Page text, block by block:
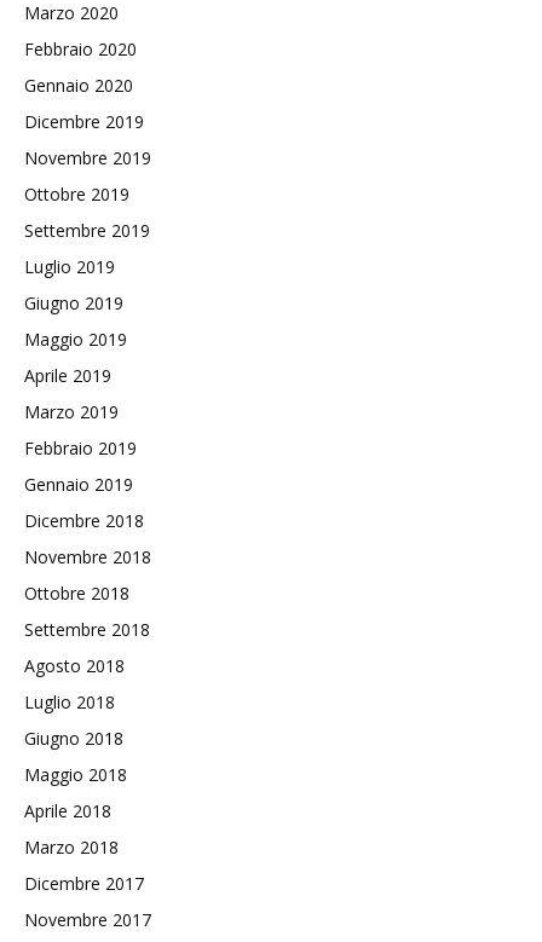
Marzo 2020
Febbraio 2020
Gennaio 2020
Dicembre 2019
Novembre 2019
Ottobre 2019
Settembre 2019
Luglio 2019
Giugno 2019
Maggio 2019
Aprile 2019
Marzo 2019
Febbraio 2019
Gennaio 2019
Dicembre 2018
Novembre 2018
Ottobre 2018
Settembre 2018
Agosto 2018
Luglio 2018
Giugno 2018
Maggio 2018
Aprile 2018
Marzo 2018
Dicembre 2017
Novembre 2017